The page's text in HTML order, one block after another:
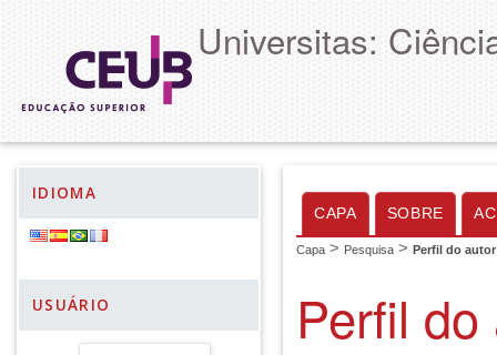
Universitas:
IDIOMA
USUÁRIO
CAPA SOBRE
Capa > Pesquisa > Perfil do autor
Perfil